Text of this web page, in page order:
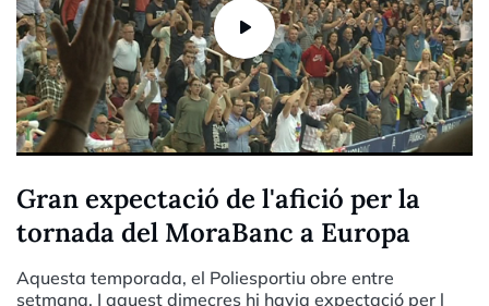
Gran expectació de l'afició per la
tornada del MoraBanc a Europa
Aquesta temporada, el Poliesportiu obre entre
setmana. I aquest dimecres hi havia expectació per l